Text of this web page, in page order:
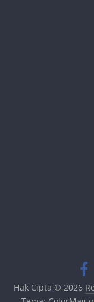
Hak Cipta © 2026